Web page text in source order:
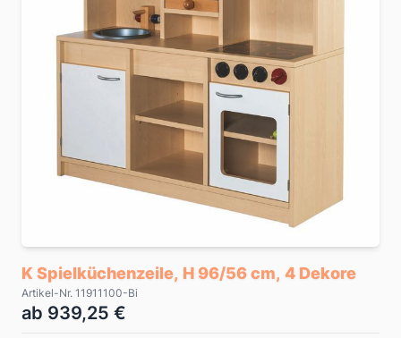
K Spielküchenzeile, H 96/56 cm, 4 Dekore
Artikel-Nr. 11911100-Bi
ab 939,25 €